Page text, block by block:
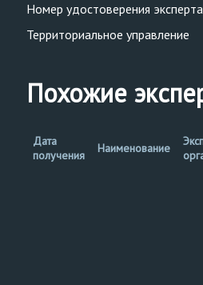
Номер удостоверения эксперта
Территориальное управление
Похожие
Дата
получения
Наименование